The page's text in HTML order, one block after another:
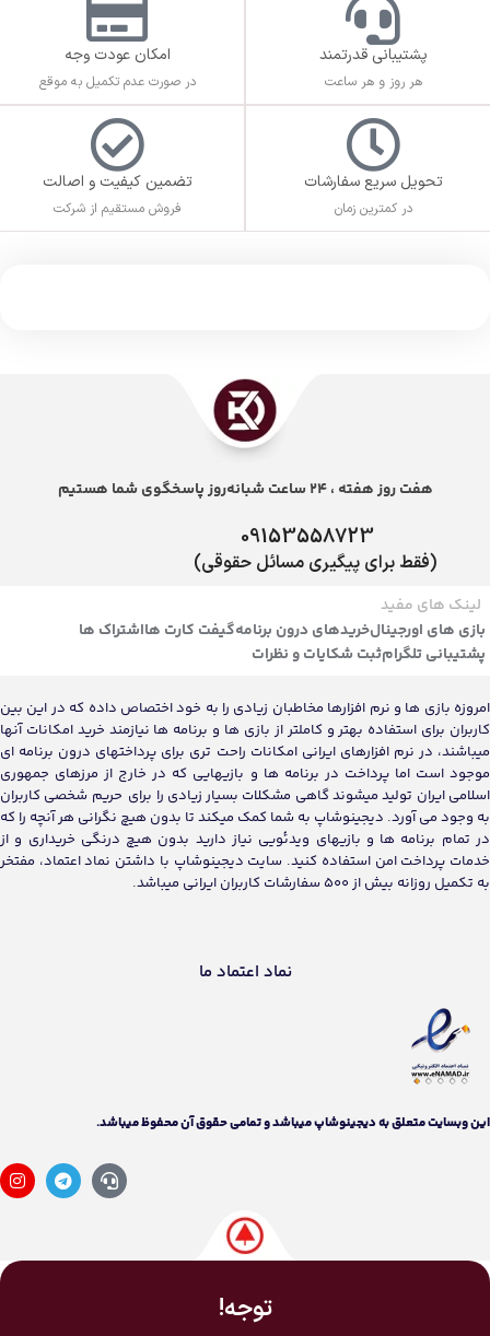
پشتیبانی قدرتمند
هر روز و هر ساعت
امکان عودت وجه
در صورت عدم تکمیل به موقع
تحویل سریع سفارشات
در کمترین زمان
تضمین کیفیت و اصالت
فروش مستقیم از شرکت
هفت روز هفته ، 24 ساعت شبانه‌روز پاسخگوی شما هستیم
09153558723
(فقط برای پیگیری مسائل حقوقی)
لینک های مفید
بازی های اورجینالخریدهای درون برنامهگیفت کارت هااشتراک ها
پشتیبانی تلگرامثبت شکایات و نظرات
امروزه بازی ها و نرم افزارها مخاطبان زیادی را به خود اختصاص داده که در این بین
کاربران برای استفاده بهتر و کاملتر از بازی ها و برنامه ها نیازمند خرید امکانات آنها
میباشند، در نرم افزارهای ایرانی امکانات راحت تری برای پرداختهای درون برنامه ای
موجود است اما پرداخت در برنامه ها و بازیهایی که در خارج از مرزهای جمهوری
اسلامی ایران تولید میشوند گاهی مشکلات بسیار زیادی را برای حریم شخصی کاربران
به وجود می آورد. دیجینوشاپ به شما کمک میکند تا بدون هیچ نگرانی هر آنچه را که
در تمام برنامه ها و بازیهای ویدئویی نیاز دارید بدون هیچ درنگی خریداری و از
خدمات پرداخت امن استفاده کنید. سایت دیجینوشاپ با داشتن نماد اعتماد، مفتخر
به تکمیل روزانه بیش از 500 سفارشات کاربران ایرانی میباشد.
نماد اعتماد ما
اين وبسايت متعلق به دیجینوشاپ ميباشد و تمامی حقوق آن محفوظ ميباشد.
توجه!